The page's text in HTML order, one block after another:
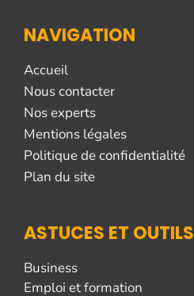
NAVIGATION
Accueil
Nous contacter
Nos experts
Mentions légales
Politique de confidentialité
Plan du site
ASTUCES ET OUTILS
Business
Emploi et formation